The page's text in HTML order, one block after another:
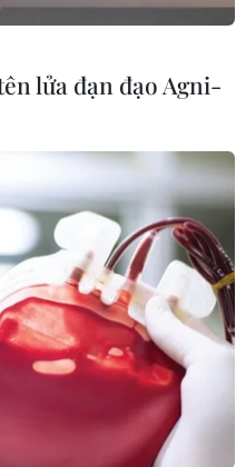
lửa đạn đạo Agni-